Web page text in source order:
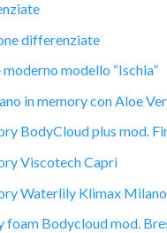
differenziate
modello “Ischia”
in memory con Aloe
BodyCloud plus mod.
Viscotech Capri
Waterlily Klimax Milano
foam Bodycloud mod.